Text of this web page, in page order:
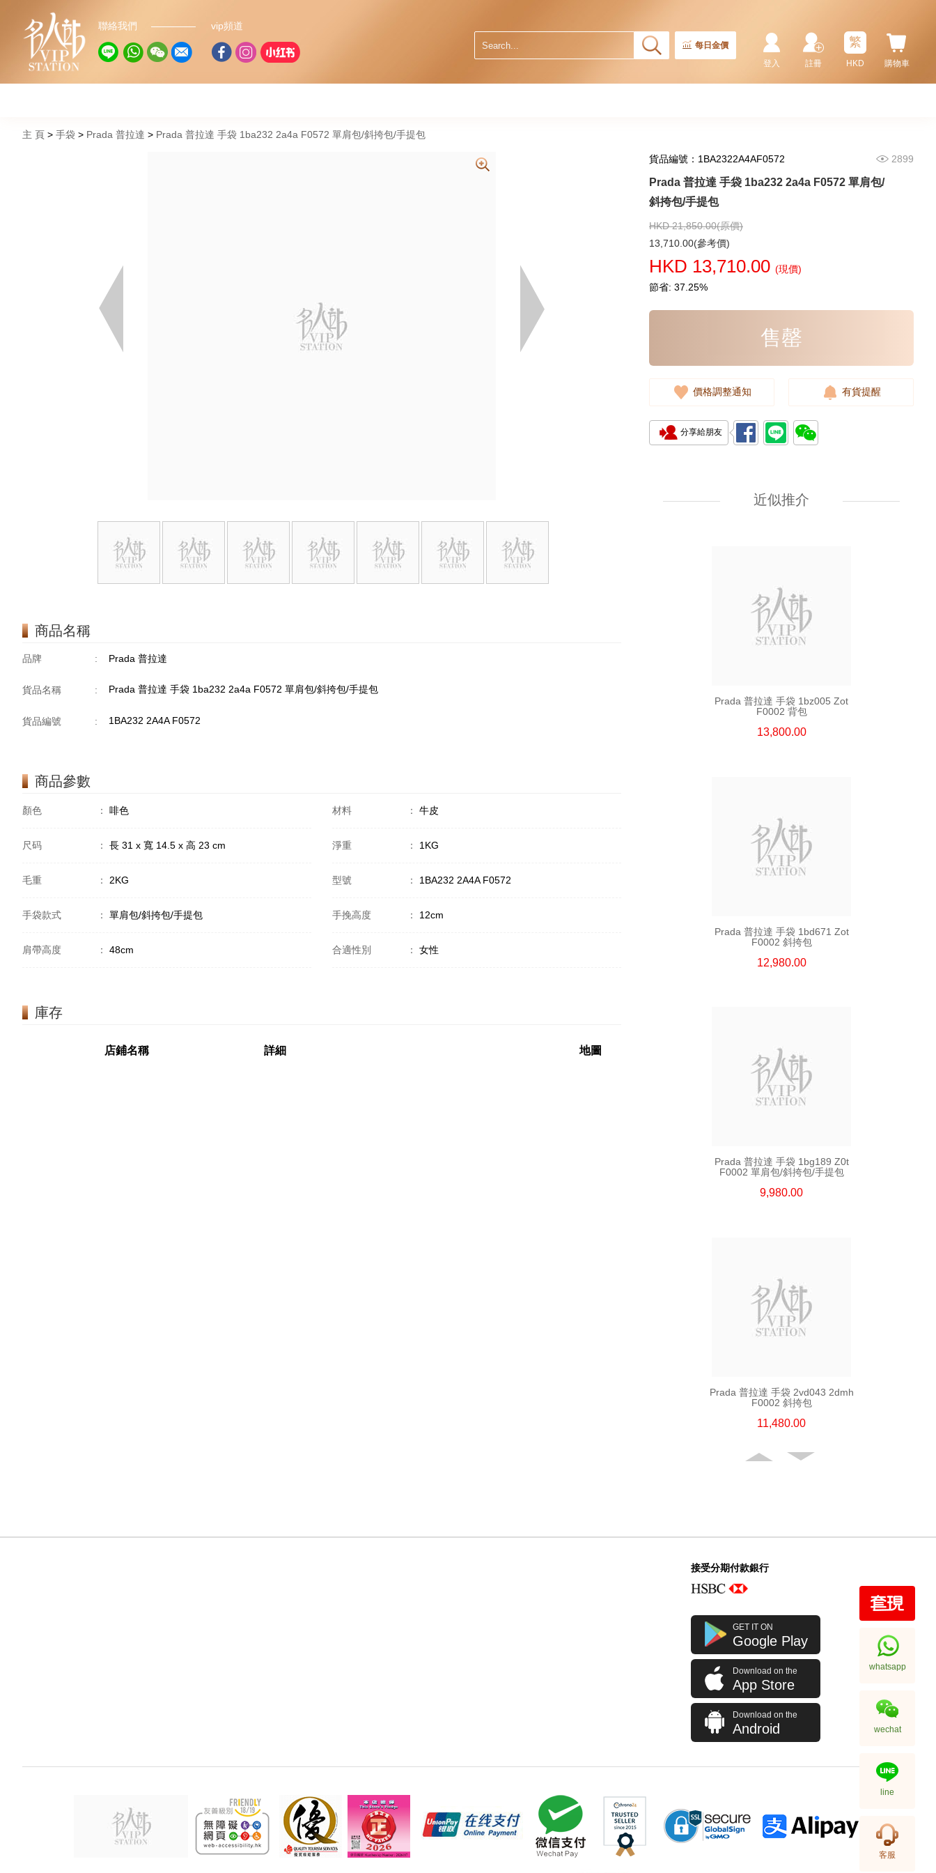
聯絡我們 vip頻道
每日金價
購物車
繁
HKD
註冊
登入
主 頁 手袋 Prada 普拉達 Prada 普拉達 手袋 1ba232 2a4a F0572 單肩包/斜挎包/手提包
商品名稱
品牌 : Prada 普拉達
貨品名稱 : Prada 普拉達 手袋 1ba232 2a4a F0572 單肩包/斜挎包/手提包
貨品編號 : 1BA232 2A4A F0572
商品參數
顏色 ： 啡色 材料 ： 牛皮
尺码 ： 長 31 x 寬 14.5 x 高 23 cm 淨重 ： 1KG
毛重 ： 2KG 型號 ： 1BA232 2A4A F0572
手袋款式 ： 單肩包/斜挎包/手提包 手挽高度 ： 12cm
肩帶高度 ： 48cm 合適性別 ： 女性
庫存
店鋪名稱 詳細 地圖
貨品編號：1BA2322A4AF0572 2899
Prada 普拉達 手袋 1ba232 2a4a F0572 單肩包/
斜挎包/手提包
HKD 21,850.00(原價)
13,710.00(參考價)
HKD 13,710.00 (現價)
節省: 37.25%
售罄
價格調整通知 有貨提醒
分享給朋友
近似推介
9,180.00
Prada 普拉達 手袋 2vh143 2fmo
9,280.00
11,800.00
Prada 普拉達 手袋 1bz005 Zot
F0002 背包
13,800.00
Prada 普拉達 手袋 1bd671 Zot
F0002 斜挎包
12,980.00
Prada 普拉達 手袋 1bg189 Z0t
F0002 單肩包/斜挎包/手提包
9,980.00
Prada 普拉達 手袋 2vd043 2dmh
F0002 斜挎包
11,480.00
Prada 普拉達 手袋 2vz034 2a6d
F0002 背包
11,800.00
接受分期付款銀行
GET IT ON
Google Play
Download on the
App Store
Download on the
Android
whatsapp
wechat
line
客服